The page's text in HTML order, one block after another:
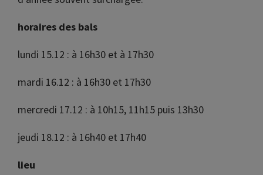
horaires des bals
lundi 15.12 : à 16h30 et à 17h30
mardi 16.12 : à 16h30 et 17h30
mercredi 17.12 : à 10h15, 11h15 puis 13h30
jeudi 18.12 : à 16h40 et 17h40
lieu